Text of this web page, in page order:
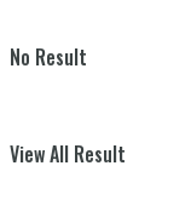
No Result
View All Result